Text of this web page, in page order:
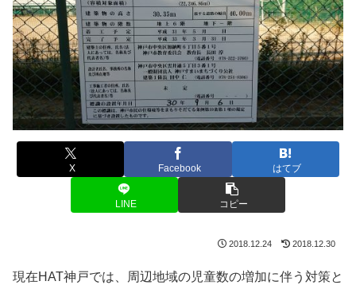
X Facebook はてブ
LINE コピー
2018.12.24 2018.12.30
現在HAT神戸では、周辺地域の児童数の増加に伴う対策と